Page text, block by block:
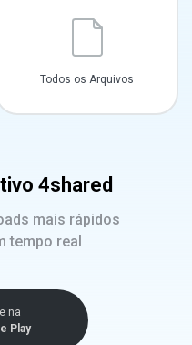
Todos os Arquivos
4shared
mais rápidos
tempo real
na
Play